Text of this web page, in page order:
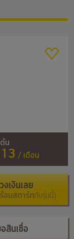
น
/ เดือน
งเงินเลย
อมสตาร์ทกับรุ่นนี้)
สินเชื่อ